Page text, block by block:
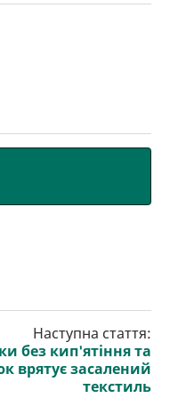
Наступна стаття:
без кип'ятіння та
врятує засалений
текстиль